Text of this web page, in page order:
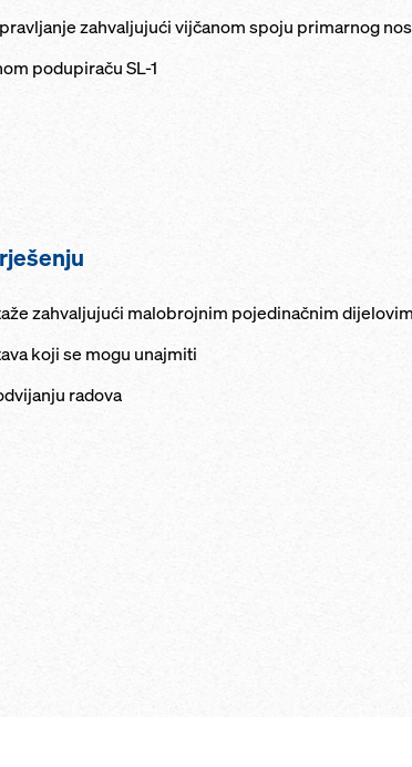
zahvaljujući vijčanom spoju primarnog
podupiraču SL-1
zahvaljujući malobrojnim pojedinačnim
koji se mogu unajmiti
radova